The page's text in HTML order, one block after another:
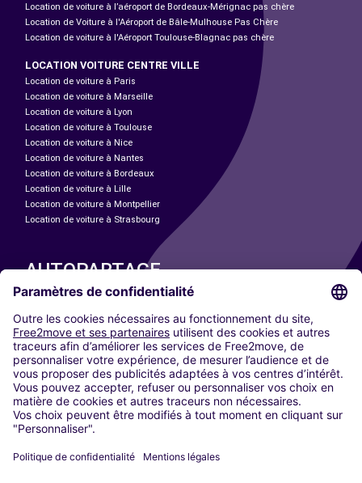
Location de voiture à l’aéroport de Bordeaux-Mérignac pas chère
Location de Voiture à l'Aéroport de Bâle-Mulhouse Pas Chère
Location de voiture à l'Aéroport Toulouse-Blagnac pas chère
LOCATION VOITURE CENTRE VILLE
Location de voiture à Paris
Location de voiture à Marseille
Location de voiture à Lyon
Location de voiture à Toulouse
Location de voiture à Nice
Location de voiture à Nantes
Location de voiture à Bordeaux
Location de voiture à Lille
Location de voiture à Montpellier
Location de voiture à Strasbourg
AUTOPARTAGE
Paris
Madrid
Washington DC
Milan
Rome
Turin
Vienne
Berlin
Düsseldorf